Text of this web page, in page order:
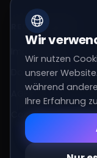
RECHTLICHES
Datenschutz
AGBs
Cookie-
Wir
Wir nutzen
unserer
während
Ihre Erfahrung
Diese